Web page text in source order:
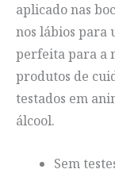
aplicado nas
nos lábios para
perfeita para a
produtos de
testados em
álcool.
Sem